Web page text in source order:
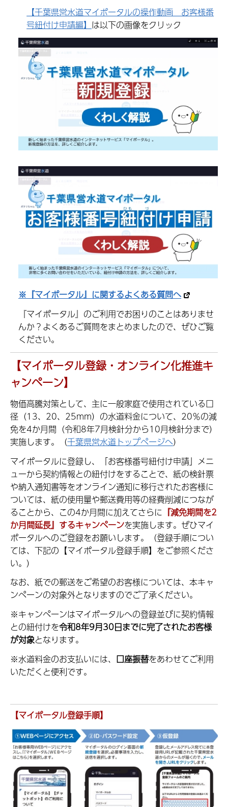
【千葉県営水道マイポータルの操作動画 お客様番
号紐付け申請編】 は以下の画像をクリック
※『マイポータル』に関するよくある質問へ
『マイポータル』のご利用でお困りのことはありませ
んか？よくあるご質問をまとめましたので、ぜひご覧
ください。
【マイポータル登録・オンライン化推進キ
ャンペーン】
物価高騰対策として、主に一般家庭で使用されている口
径（13、20、25mm）の水道料金について、20％の減
免を4か月間（令和8年7月検針分から10月検針分まで）
実施します。（千葉県営水道トップページへ）
マイポータルに登録し、「お客様番号紐付け申請」メニ
ューから契約情報との紐付けをすることで、紙の検針票
や納入通知書等をオンライン通知に移行されたお客様に
ついては、紙の使用量や郵送費用等の経費削減につなが
ることから、この4か月間に加えてさらに 『減免期間を2
か月間延長』するキャンペーンを実施します。ぜひマイ
ポータルへのご登録をお願いします。（登録手順につい
ては、下記の【マイポータル登録手順】をご参照くださ
い。）
なお、紙での郵送をご希望のお客様については、本キャ
ンペーンの対象外となりますのでご了承ください。
※キャンペーンはマイポータルへの登録並びに契約情報
との紐付けを令和8年9月30日までに完了されたお客様
が対象となります。
※水道料金のお支払いには、 口座振替をあわせてご利用
いただくと便利です。
【マイポータル登録手順】